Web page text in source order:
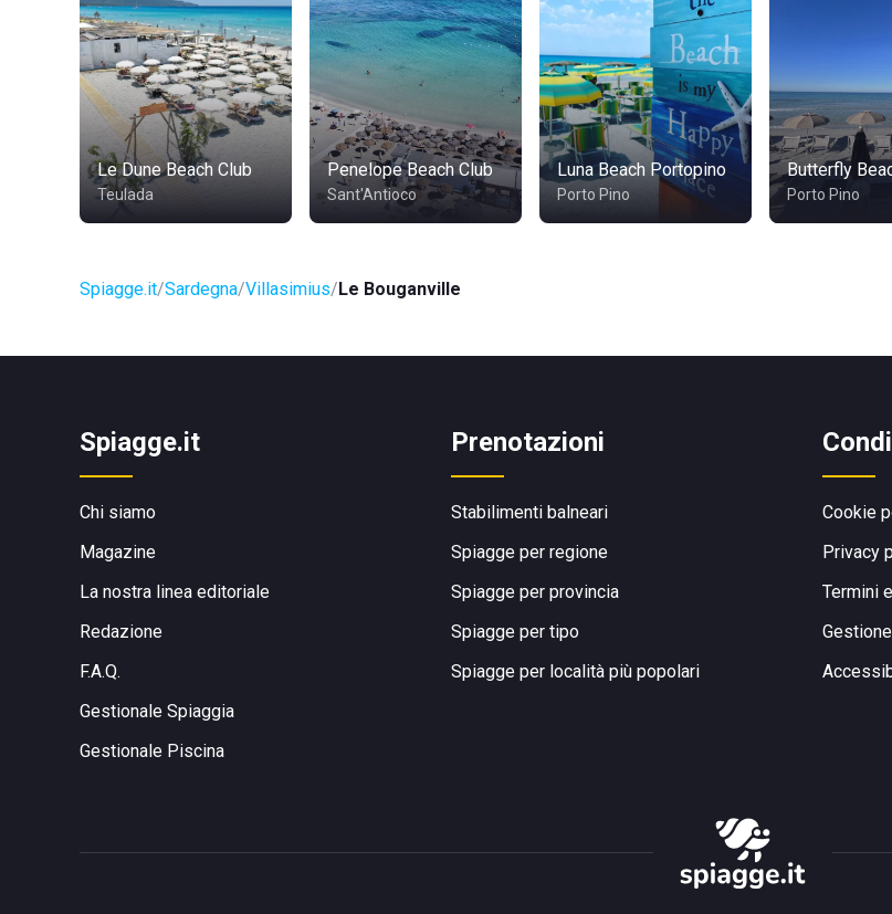
Le Dune Beach Club
Teulada
Penelope Beach Club
Sant'Antioco
Luna Beach Portopino
Porto Pino
Butterfly
Porto Pino
Spiagge.it Sardegna Villasimius Le Bouganville
Spiagge.it
Chi siamo
Magazine
La nostra linea editoriale
Redazione
F.A.Q.
Gestionale Spiaggia
Gestionale Piscina
Prenotazioni
Stabilimenti balneari
Spiagge per regione
Spiagge per provincia
Spiagge per tipo
Spiagge per località più popolari
Cookie
Privacy
Termini